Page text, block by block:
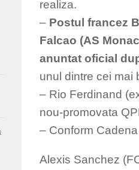
realiza.
– Postul francez
Falcao (AS
anuntat oficial
unul dintre cei mai
– Rio Ferdinand
nou-promovata
– Conform
Alexis Sanchez